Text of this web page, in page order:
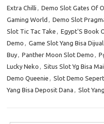
Extra Chilli , Demo Slot Gates Of
Gaming World , Demo Slot
Slot Tic Tac Take , Egypt'S Book
Demo , Game Slot Yang Bisa Dijual
Buy, Panther Moon Slot Demo ,
Lucky Neko , Situs Slot Yg Bisa
Demo Queenie , Slot Demo
Yang Bisa Deposit Dana , Slot